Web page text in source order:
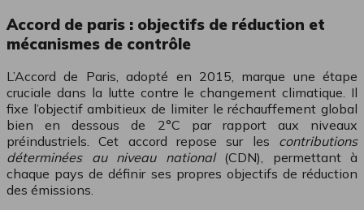
Accord de paris : objectifs de réduction et
mécanismes de contrôle
L’Accord de Paris, adopté en 2015, marque une étape
cruciale dans la lutte contre le changement climatique. Il
fixe l’objectif ambitieux de limiter le réchauffement global
bien en dessous de 2°C par rapport aux niveaux
préindustriels. Cet accord repose sur les contributions
déterminées au niveau national (CDN), permettant à
chaque pays de définir ses propres objectifs de réduction
des émissions.